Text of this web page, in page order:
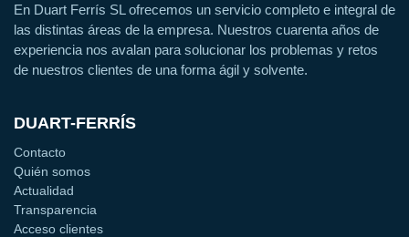
En Duart Ferrís SL ofrecemos un servicio completo e integral de
las distintas áreas de la empresa. Nuestros cuarenta años de
experiencia nos avalan para solucionar los problemas y retos
de nuestros clientes de una forma ágil y solvente.
DUART-FERRÍS
Contacto
Quién somos
Actualidad
Transparencia
Acceso clientes